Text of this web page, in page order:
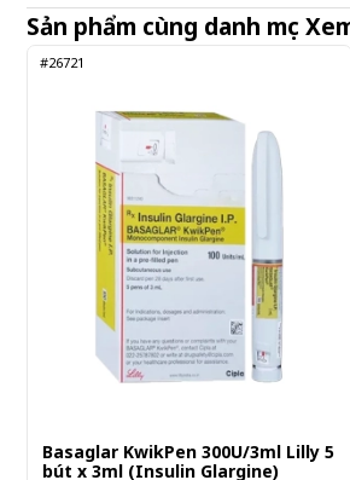
Sản phẩm cùng danh mục
#26721
Basaglar KwikPen 300U/3ml Lilly 5
bút x 3ml (Insulin Glargine)